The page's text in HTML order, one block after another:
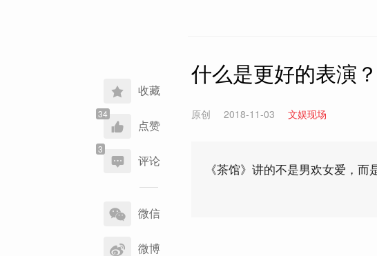
收藏
点赞
评论
享
到
微信
微博
什么是更好的表演？
原创 2018-11-03 文娱现场
《茶馆》讲的不是男欢女爱，而